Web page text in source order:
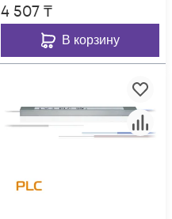
4 507₸
В корзину